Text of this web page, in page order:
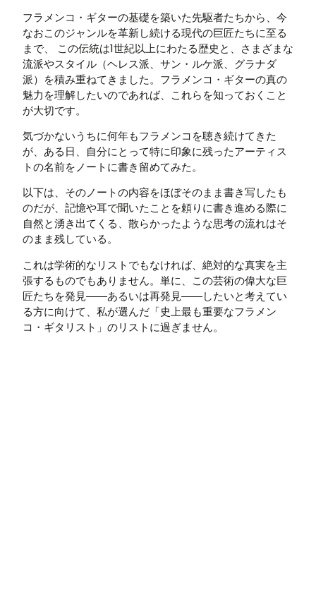
フラメンコ・ギターの基礎を築いた先駆者たちから、今
なおこのジャンルを革新し続ける現代の巨匠たちに至る
まで、 この伝統は1世紀以上にわたる歴史と、さまざまな
流派やスタイル（ヘレス派、サン・ルケ派、グラナダ
派）を積み重ねてきました。フラメンコ・ギターの真の
魅力を理解したいのであれば、これらを知っておくこと
が大切です。
気づかないうちに何年もフラメンコを聴き続けてきた
が、ある日、自分にとって特に印象に残ったアーティス
トの名前をノートに書き留めてみた。
以下は、そのノートの内容をほぼそのまま書き写したも
のだが、記憶や耳で聞いたことを頼りに書き進める際に
自然と湧き出てくる、散らかったような思考の流れはそ
のまま残している。
これは学術的なリストでもなければ、絶対的な真実を主
張するものでもありません。単に、この芸術の偉大な巨
匠たちを発見――あるいは再発見――したいと考えてい
る方に向けて、私が選んだ「史上最も重要なフラメン
コ・ギタリスト」のリストに過ぎません。